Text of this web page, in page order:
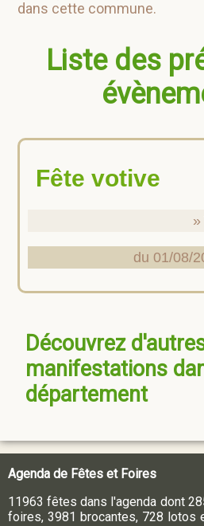
dans cette commune.
Liste des
Fête votive
du 01/08/
Découvrez
manifestations
département
Agenda de Fêtes et Foires
11963 fêtes dans l'agenda dont
foires, 3981 brocantes, 728 lotos